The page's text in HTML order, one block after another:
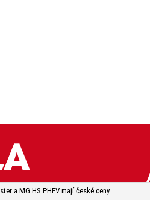
MG Cyberster a MG HS PHEV mají české ceny. Modelová ofenziva MG bude pokračovat i letos